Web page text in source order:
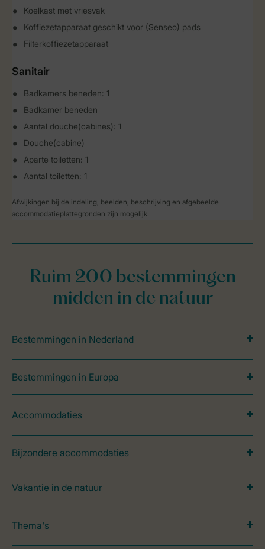
Koelkast met vriesvak
Koffiezetapparaat geschikt voor (Senseo) pads
Filterkoffiezetapparaat
Sanitair
Badkamers beneden: 1
Badkamer beneden
Aantal douche(cabines): 1
Douche(cabine)
Aparte toiletten: 1
Aantal toiletten: 1
Afwijkingen bij de indeling, beelden, beschrijving en afgebeelde
accommodatieplattegronden zijn mogelijk.
Ruim 200 bestemmingen
midden in de natuur
Bestemmingen in Nederland
Bestemmingen in Europa
Accommodaties
Bijzondere accommodaties
Vakantie in de natuur
Thema's